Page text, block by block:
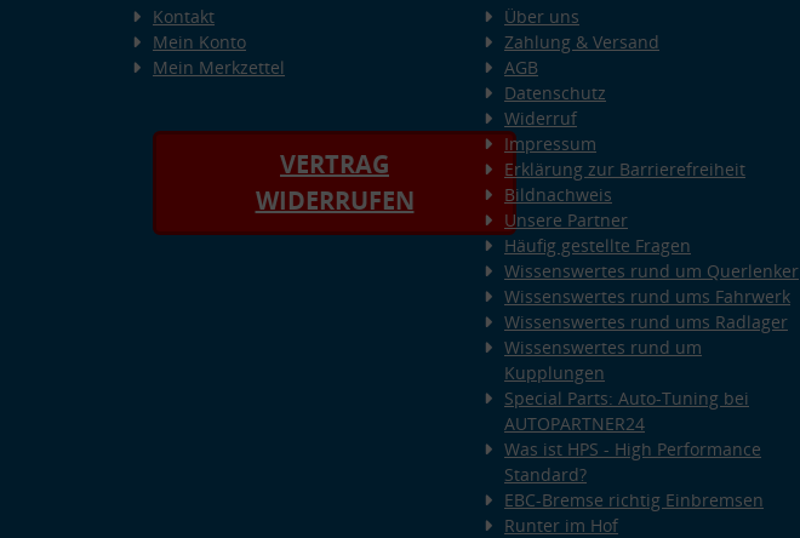
Kontakt
Mein Konto
Mein Merkzettel
VERTRAG
WIDERRUFEN
Über uns
Zahlung & Versand
AGB
Datenschutz
Widerruf
Impressum
Erklärung zur Barrierefreiheit
Bildnachweis
Unsere Partner
Häufig gestellte Fragen
Wissenswertes rund um Querlenker
Wissenswertes rund ums Fahrwerk
Wissenswertes rund ums Radlager
Wissenswertes rund um
Kupplungen
Special Parts: Auto-Tuning bei
AUTOPARTNER24
Was ist HPS - High Performance
Standard?
EBC-Bremse richtig Einbremsen
Runter im Hof